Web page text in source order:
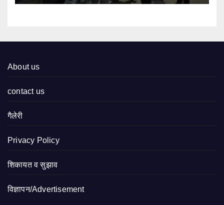
About us
contact us
गैलेरी
Privacy Policy
शिकायत व सुझाव
विज्ञापन/Advertisement